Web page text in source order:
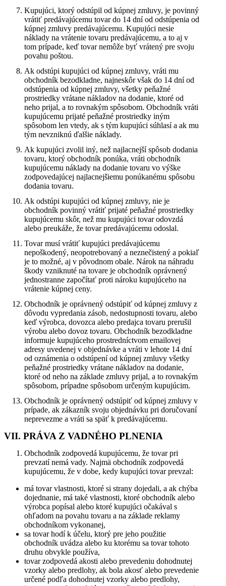
Kupujúci, ktorý odstúpil od kúpnej zmluvy, je povinný
vrátiť predávajúcemu tovar do 14 dní od odstúpenia od
kúpnej zmluvy predávajúcemu. Kupujúci nesie
náklady na vrátenie tovaru predávajúcemu, a to aj v
tom prípade, keď tovar nemôže byť vrátený pre svoju
povahu poštou.
Ak odstúpi kupujúci od kúpnej zmluvy, vráti mu
obchodník bezodkladne, najneskôr však do 14 dní od
odstúpenia od kúpnej zmluvy, všetky peňažné
prostriedky vrátane nákladov na dodanie, ktoré od
neho prijal, a to rovnakým spôsobom. Obchodník vráti
kupujúcemu prijaté peňažné prostriedky iným
spôsobom len vtedy, ak s tým kupujúci súhlasí a ak mu
tým nevzniknú ďalšie náklady.
Ak kupujúci zvolil iný, než najlacnejší spôsob dodania
tovaru, ktorý obchodník ponúka, vráti obchodník
kupujúcemu náklady na dodanie tovaru vo výške
zodpovedajúcej najlacnejšiemu ponúkanému spôsobu
dodania tovaru.
Ak odstúpi kupujúci od kúpnej zmluvy, nie je
obchodník povinný vrátiť prijaté peňažné prostriedky
kupujúcemu skôr, než mu kupujúci tovar odovzdá
alebo preukáže, že tovar predávajúcemu odoslal.
Tovar musí vrátiť kupujúci predávajúcemu
nepoškodený, neopotrebovaný a neznečistený a pokiaľ
je to možné, aj v pôvodnom obale. Nárok na náhradu
škody vzniknuté na tovare je obchodník oprávnený
jednostranne započítať proti nároku kupujúceho na
vrátenie kúpnej ceny.
Obchodník je oprávnený odstúpiť od kúpnej zmluvy z
dôvodu vypredania zásob, nedostupnosti tovaru, alebo
keď výrobca, dovozca alebo predajca tovaru prerušil
výrobu alebo dovoz tovaru. Obchodník bezodkladne
informuje kupujúceho prostredníctvom emailovej
adresy uvedenej v objednávke a vráti v lehote 14 dní
od oznámenia o odstúpení od kúpnej zmluvy všetky
peňažné prostriedky vrátane nákladov na dodanie,
ktoré od neho na základe zmluvy prijal, a to rovnakým
spôsobom, prípadne spôsobom určeným kupujúcim.
Obchodník je oprávnený odstúpiť od kúpnej zmluvy v
prípade, ak zákazník svoju objednávku pri doručovaní
neprevezme a vráti sa späť k predávajúcemu.
VII. PRÁVA Z VADNÉHO PLNENIA
Obchodník zodpovedá kupujúcemu, že tovar pri
prevzatí nemá vady. Najmä obchodník zodpovedá
kupujúcemu, že v dobe, kedy kupujúci tovar prevzal:
má tovar vlastnosti, ktoré si strany dojedali, a ak chýba
dojednanie, má také vlastnosti, ktoré obchodník alebo
výrobca popísal alebo ktoré kupujúci očakával s
ohľadom na povahu tovaru a na základe reklamy
obchodníkom vykonanej,
sa tovar hodí k účelu, ktorý pre jeho použitie
obchodník uvádza alebo ku ktorému sa tovar tohoto
druhu obvykle používa,
tovar zodpovedá akosti alebo prevedeniu dohodnutej
vzorky alebo predlohy, ak bola akosť alebo prevedenie
určené podľa dohodnutej vzorky alebo predlohy,